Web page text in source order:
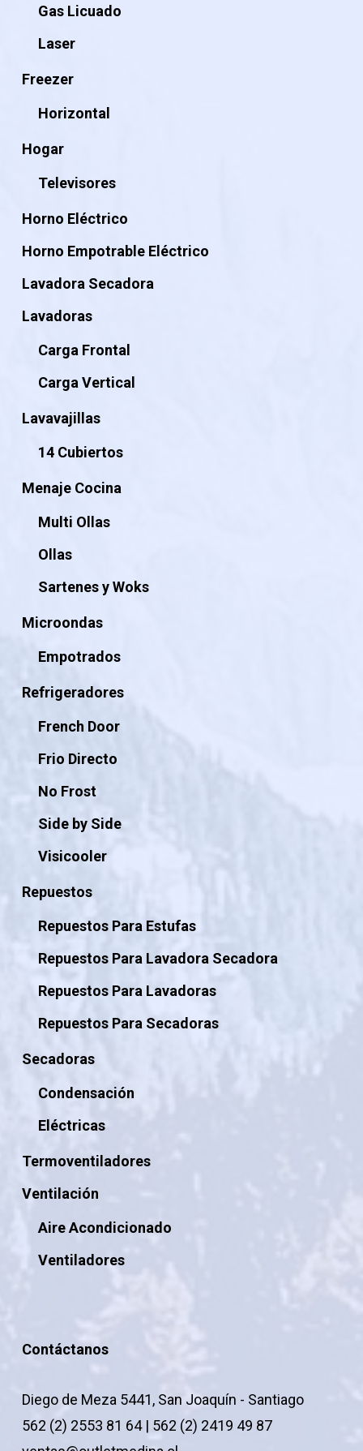
Gas Licuado
Laser
Freezer
Horizontal
Hogar
Televisores
Horno Eléctrico
Horno Empotrable Eléctrico
Lavadora Secadora
Lavadoras
Carga Frontal
Carga Vertical
Lavavajillas
14 Cubiertos
Menaje Cocina
Multi Ollas
Ollas
Sartenes y Woks
Microondas
Empotrados
Refrigeradores
French Door
Frio Directo
No Frost
Side by Side
Visicooler
Repuestos
Repuestos Para Estufas
Repuestos Para Lavadora Secadora
Repuestos Para Lavadoras
Repuestos Para Secadoras
Secadoras
Condensación
Eléctricas
Termoventiladores
Ventilación
Aire Acondicionado
Ventiladores
Contáctanos
Diego de Meza 5441, San Joaquín - Santiago
562 (2) 2553 81 64 | 562 (2) 2419 49 87